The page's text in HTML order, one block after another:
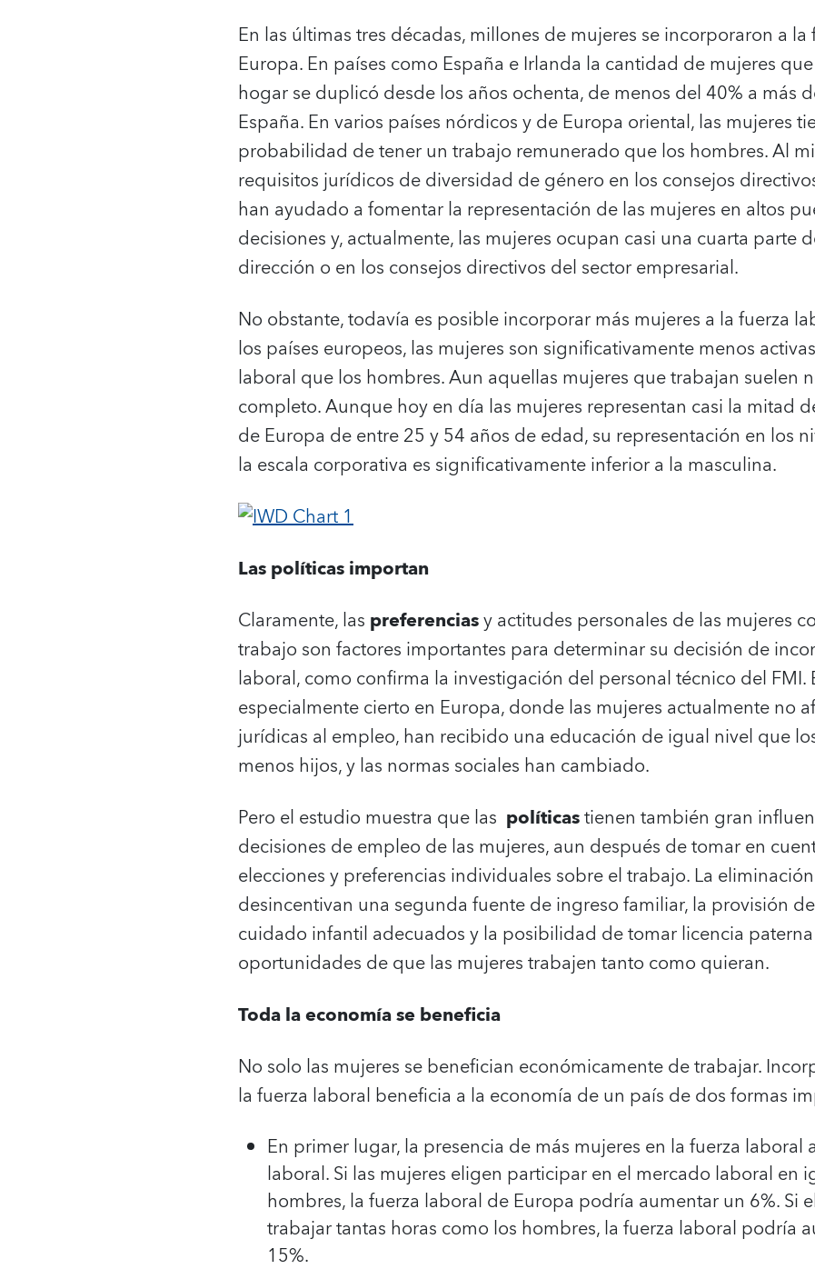
En las últimas tres décadas, millones de mujeres se incorporaron a
Europa. En países como España e Irlanda la cantidad de mujeres
hogar se duplicó desde los años ochenta, de menos del 40% a más
España. En varios países nórdicos y de Europa oriental, las mujeres
probabilidad de tener un trabajo remunerado que los hombres. Al
requisitos jurídicos de diversidad de género en los consejos
han ayudado a fomentar la representación de las mujeres en altos
decisiones y, actualmente, las mujeres ocupan casi una cuarta parte
dirección o en los consejos directivos del sector empresarial.
No obstante, todavía es posible incorporar más mujeres a la fuerza
los países europeos, las mujeres son significativamente menos
laboral que los hombres. Aun aquellas mujeres que trabajan suelen
completo. Aunque hoy en día las mujeres representan casi la mitad
de Europa de entre 25 y 54 años de edad, su representación en los
la escala corporativa es significativamente inferior a la masculina.
Las políticas importan
Claramente, las preferenciasy actitudes personales de las mujeres
trabajo son factores importantes para determinar su decisión de
laboral, como confirma la investigación del personal técnico del FMI.
especialmente cierto en Europa, donde las mujeres actualmente no
jurídicas al empleo, han recibido una educación de igual nivel que
menos hijos, y las normas sociales han cambiado.
Pero el estudio muestra que las políticastienen también gran
decisiones de empleo de las mujeres, aun después de tomar en
elecciones y preferencias individuales sobre el trabajo. La
desincentivan una segunda fuente de ingreso familiar, la provisión
cuidado infantil adecuados y la posibilidad de tomar licencia
oportunidades de que las mujeres trabajen tanto como quieran.
Toda la economía se beneficia
No solo las mujeres se benefician económicamente de trabajar.
la fuerza laboral beneficia a la economía de un país de dos formas
En primer lugar, la presencia de más mujeres en la fuerza laboral
laboral. Si las mujeres eligen participar en el mercado laboral en
hombres, la fuerza laboral de Europa podría aumentar un 6%. Si
trabajar tantas horas como los hombres, la fuerza laboral podría
15%.